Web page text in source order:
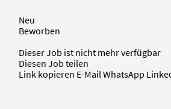
Neu
Beworben
Dieser Job ist nicht mehr verfügbar
Diesen Job teilen
Link kopieren E-MailWhatsApp